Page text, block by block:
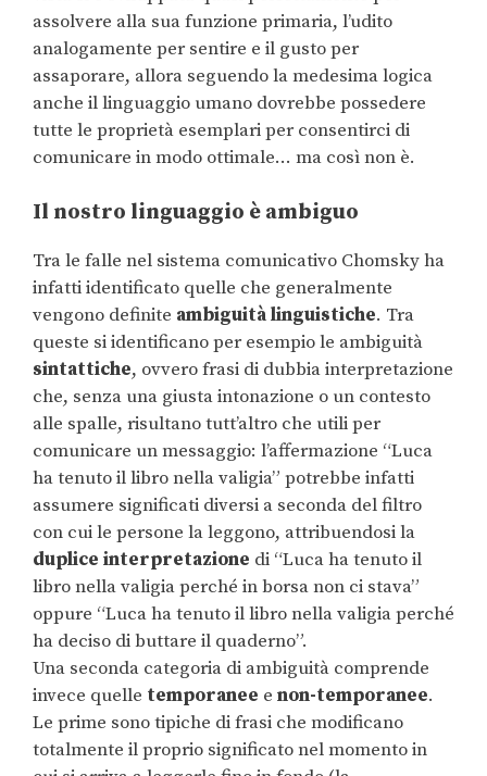
assolvere alla sua funzione primaria, l’udito
analogamente per sentire e il gusto per
assaporare, allora seguendo la medesima logica
anche il linguaggio umano dovrebbe possedere
tutte le proprietà esemplari per consentirci di
comunicare in modo ottimale… ma così non è.
Il nostro linguaggio è ambiguo
Tra le falle nel sistema comunicativo Chomsky ha
infatti identificato quelle che generalmente
vengono definite ambiguità linguistiche. Tra
queste si identificano per esempio le ambiguità
sintattiche, ovvero frasi di dubbia interpretazione
che, senza una giusta intonazione o un contesto
alle spalle, risultano tutt’altro che utili per
comunicare un messaggio: l’affermazione “Luca
ha tenuto il libro nella valigia” potrebbe infatti
assumere significati diversi a seconda del filtro
con cui le persone la leggono, attribuendosi la
duplice interpretazione di “Luca ha tenuto il
libro nella valigia perché in borsa non ci stava”
oppure “Luca ha tenuto il libro nella valigia perché
ha deciso di buttare il quaderno”.
Una seconda categoria di ambiguità comprende
invece quelle temporanee e non-temporanee.
Le prime sono tipiche di frasi che modificano
totalmente il proprio significato nel momento in